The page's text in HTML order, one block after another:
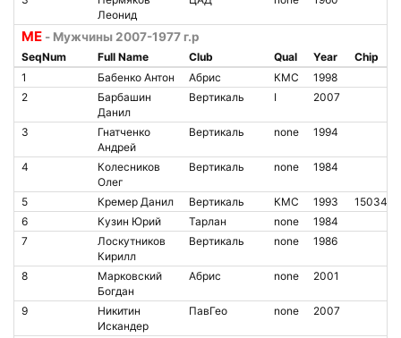
Леонид
ME - Мужчины 2007-1977 г.р
SeqNum Full Name Club Qual Year
Chip
1
Бабенко Антон Абрис КМС
1998
2
Барбашин
Данил
Вертикаль I 2007
3
Гнатченко
Андрей
Вертикаль none 1994
4
Колесников
Олег
Вертикаль none 1984
5 Кремер Данил Вертикаль КМС 1993
1503420
6
Кузин Юрий Тарлан none
1984
7
Лоскутников
Кирилл
Вертикаль none 1986
8
Марковский
Богдан
Абрис none 2001
9
Никитин
Искандер
ПавГео none 2007